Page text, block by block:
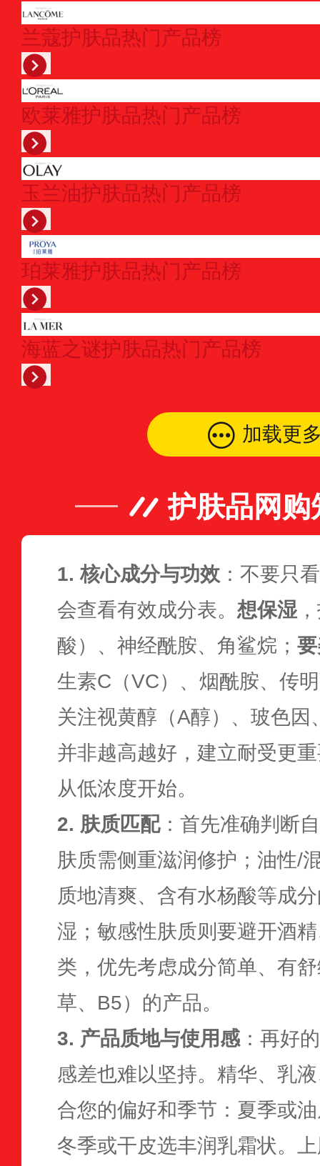
兰蔻护肤品热门产品榜
欧莱雅护肤品热门产品榜
玉兰油护肤品热门产品榜
珀莱雅护肤品热门产品榜
海蓝之谜护肤品热门产品榜
加载更
护肤品网购
1. 核心成分与功效 ：不要只
会查看有效成分表。 想保湿
酸）、神经酰胺、角鲨烷；
生素C（VC）、烟酰胺、传
关注视黄醇（A醇）、玻色因
并非越高越好，建立耐受更
从低浓度开始。
2. 肤质匹配：首先准确判断
肤质需侧重滋润修护；油性/
质地清爽、含有水杨酸等成
湿；敏感性肤质则要避开酒
类，优先考虑成分简单、有
草、B5）的产品。
3. 产品质地与使用感 ：再好
感差也难以坚持。精华、乳
合您的偏好和季节：夏季或
冬季或干皮选丰润乳霜状。